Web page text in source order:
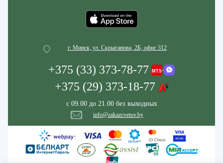
г. Минск, ул. Скрыганова, 2Б, офис 312
+375 (33) 373-78-77
+375 (29) 373-18-77
с 09.00 до 21.00 без выходных
info@zakazcvetov.by